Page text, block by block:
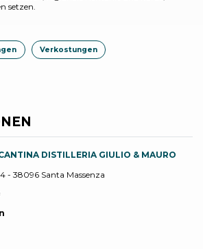
setzen.
Verkostungen
DISTILLERIA GIULIO & MAURO
- 38096 Santa Massenza